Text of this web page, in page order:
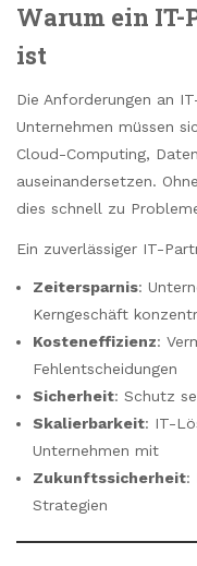
Warum ein
ist
Die Anforderungen an
Unternehmen müssen
Cloud-Computing,
auseinandersetzen.
dies schnell zu
Ein zuverlässiger IT-
Zeitersparnis:
Kerngeschäft
Kosteneffizienz:
Fehlentscheidungen
Sicherheit: Schutz
Skalierbarkeit: IT-
Unternehmen mit
Zukunftssicherheit:
Strategien